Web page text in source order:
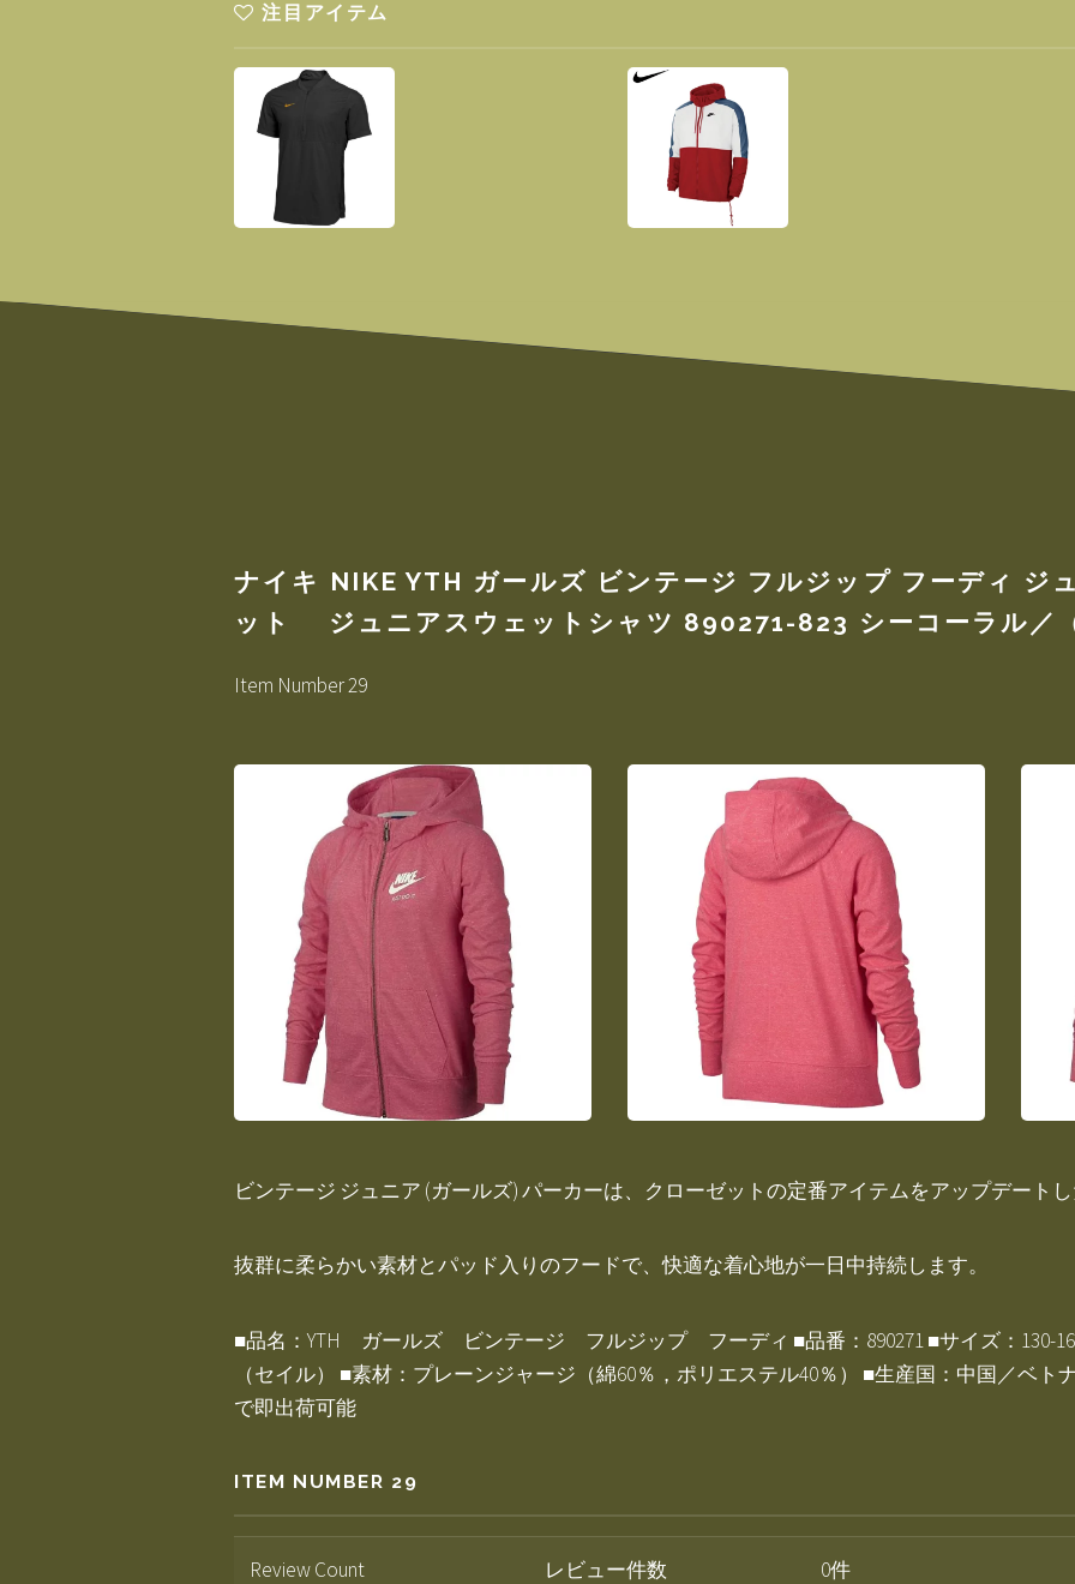
注目アイテム
ナイキ NIKE YTH ガールズ ビンテージ フルジップ フーディ ジ
ット ジュニアスウェットシャツ 890271-823 シーコーラル／
Item Number 29
ビンテージ ジュニア (ガールズ) パーカーは、クローゼットの定番アイテムをアップデート
抜群に柔らかい素材とパッド入りのフードで、快適な着心地が一日中持続します。
■品名：YTH ガールズ ビンテージ フルジップ フーディ ■品番：890271 ■サイズ：130-
（セイル） ■素材：プレーンジャージ（綿60％，ポリエステル40％） ■生産国：中国／ベ
で即出荷可能
ITEM NUMBER 29
Review Count レビュー件数 0件